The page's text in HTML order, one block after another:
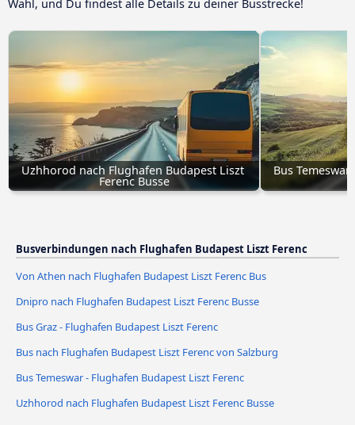
Wahl, und Du findest alle Details zu deiner Busstrecke!
Uzhhorod nach Flughafen Budapest Liszt
Ferenc Busse
Bus
Busverbindungen nach Flughafen Budapest Liszt Ferenc
Von Athen nach Flughafen Budapest Liszt Ferenc Bus
Dnipro nach Flughafen Budapest Liszt Ferenc Busse
Bus Graz - Flughafen Budapest Liszt Ferenc
Bus nach Flughafen Budapest Liszt Ferenc von Salzburg
Bus Temeswar - Flughafen Budapest Liszt Ferenc
Uzhhorod nach Flughafen Budapest Liszt Ferenc Busse